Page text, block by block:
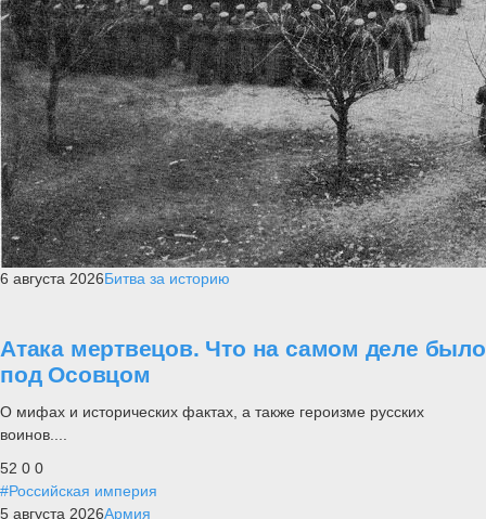
6 августа 2026Битва за историю
Атака мертвецов. Что на самом деле было
под Осовцом
О мифах и исторических фактах, а также героизме русских
воинов....
52 0 0
#Российская империя
5 августа 2026Армия